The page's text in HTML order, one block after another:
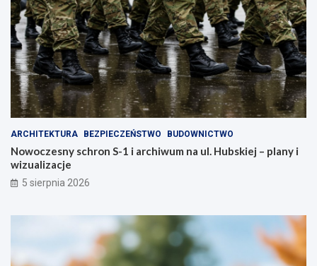
ARCHITEKTURA BEZPIECZEŃSTWO BUDOWNICTWO
Nowoczesny schron S-1 i archiwum na ul. Hubskiej – plany i
wizualizacje
5 sierpnia 2026